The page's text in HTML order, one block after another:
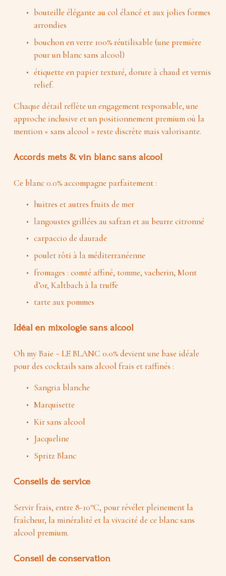
bouteille élégante au col élancé et aux jolies formes
arrondies
bouchon en verre 100% réutilisable (une première
pour un blanc sans alcool)
étiquette en papier texturé, dorure à chaud et vernis
relief.
Chaque détail reflète un engagement responsable, une
approche inclusive et un positionnement premium où la
mention « sans alcool » reste discrète mais valorisante.
Accords mets & vin blanc sans alcool
Ce blanc 0.0% accompagne parfaitement :
huitres et autres fruits de mer
langoustes grillées au safran et au beurre citronné
carpaccio de daurade
poulet rôti à la méditerranéenne
fromages : comté affiné, tomme, vacherin, Mont
d’or, Kaltbach à la truffe
tarte aux pommes
Idéal en mixologie sans alcool
Oh my Baie ~ LE BLANC 0.0% devient une base idéale
pour des cocktails sans alcool frais et raffinés :
Sangria blanche
Marquisette
Kir sans alcool
Jacqueline
Spritz Blanc
Conseils de service
Servir frais, entre 8-10°C, pour révéler pleinement la
fraîcheur, la minéralité et la vivacité de ce blanc sans
alcool premium.
Conseil de conservation